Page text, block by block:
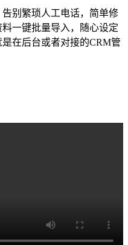
别繁琐人工电话，简单修
一键批量导入，随心设定
在后台或者对接的CRM管